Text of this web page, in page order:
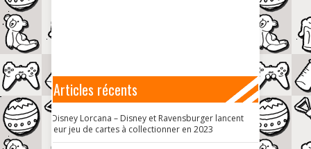
Articles récents
Disney Lorcana – Disney et Ravensburger lancent
leur jeu de cartes à collectionner en 2023